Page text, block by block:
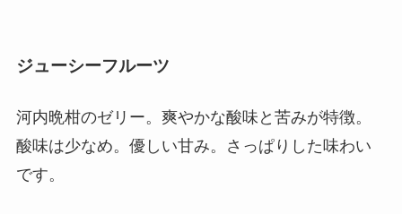
ジューシーフルーツ
河内晩柑のゼリー。爽やかな酸味と苦みが特徴。
酸味は少なめ。優しい甘み。さっぱりした味わい
です。